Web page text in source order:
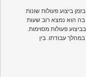
ביצוע פעולות שונות
בה הוא נמצא רוב שעות
פעולות מסוימות.
עבודתו. בין